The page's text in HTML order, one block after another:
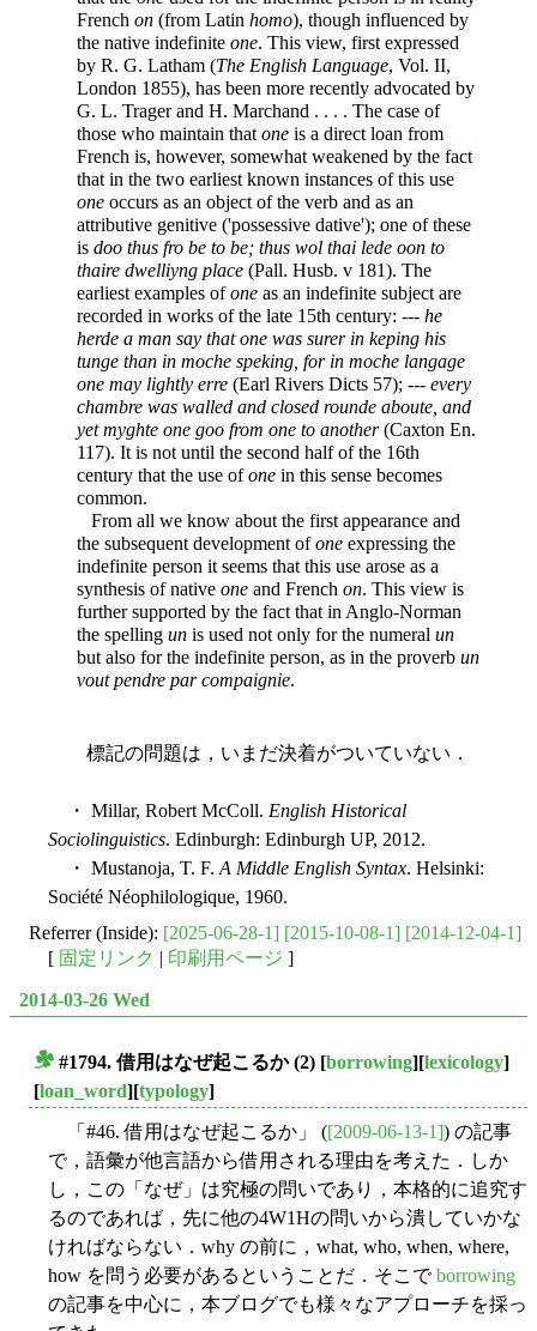
French on (from Latin homo), though influenced by
the native indefinite one. This view, first expressed
by R. G. Latham (The English Language, Vol. II,
London 1855), has been more recently advocated by
G. L. Trager and H. Marchand . . . . The case of
those who maintain that one is a direct loan from
French is, however, somewhat weakened by the fact
that in the two earliest known instances of this use
one occurs as an object of the verb and as an
attributive genitive ('possessive dative'); one of these
is doo thus fro be to be; thus wol thai lede oon to
thaire dwelliyng place (Pall. Husb. v 181). The
earliest examples ofone as an indefinite subject are
recorded in works of the late 15th century: --- he
herde a man say that one was surer in keping his
tunge than in moche speking, for in moche langage
one may lightly erre (Earl Rivers Dicts 57); --- every
chambre was walled and closed rounde aboute, and
yet myghte one goo from one to another(Caxton En.
117). It is not until the second half of the 16th
century that the use ofone in this sense becomes
common.
From all we know about the first appearance and
the subsequent development ofone expressing the
indefinite person it seems that this use arose as a
synthesis of native one and French on. This view is
further supported by the fact that in Anglo-Norman
the spelling un is used not only for the numeral un
but also for the indefinite person, as in the proverb un
vout pendre par compaignie.
標記の問題は，いまだ決着がついていない．
・ Millar, Robert McColl. English Historical
Sociolinguistics. Edinburgh: Edinburgh UP, 2012.
・ Mustanoja, T. F. A Middle English Syntax. Helsinki:
Société Néophilologique, 1960.
Referrer (Inside): [2025-06-28-1] [2015-10-08-1] [2014-12-04-1]
[ 固定リンク | 印刷用ページ ]
2014-03-26 Wed
#1794. 借用はなぜ起こるか (2) [borrowing][lexicology]
[loan_word][typology]
「#46. 借用はなぜ起こるか」 ([2009-06-13-1]) の記事
で，語彙が他言語から借用される理由を考えた．しか
し，この「なぜ」は究極の問いであり，本格的に追究す
るのであれば，先に他の4W1Hの問いから潰していかな
ければならない．why の前に，what, who, when, where,
how を問う必要があるということだ．そこでborrowing
の記事を中心に，本ブログでも様々なアプローチを採っ